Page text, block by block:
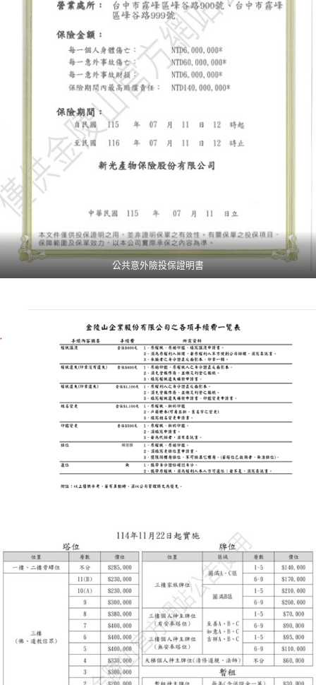
公共意外險投保證明書